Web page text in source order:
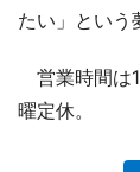
たい」という
営業時間は
曜定休。